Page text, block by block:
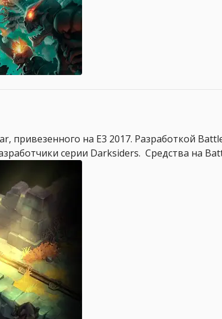
привезенного на E3 2017. Разработкой
серии Darksiders. Средства на